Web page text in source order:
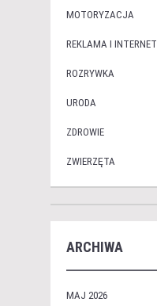
MOTORYZACJA
REKLAMA I INTERNET
ROZRYWKA
URODA
ZDROWIE
ZWIERZĘTA
ARCHIWA
MAJ 2026